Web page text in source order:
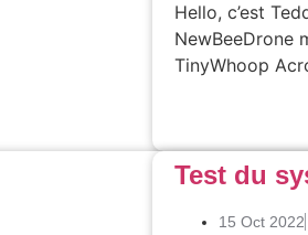
Hello, c’est
NewBeeDrone
TinyWhoop
FPV,
Test du
15 Oct 2022